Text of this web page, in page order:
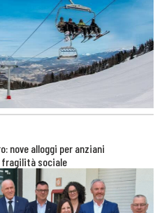
nove alloggi per anziani
sociale